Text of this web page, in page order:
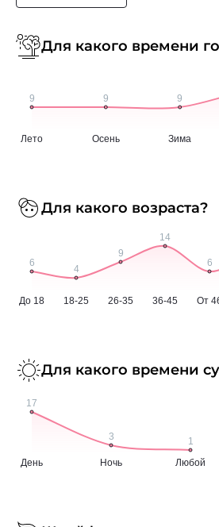
Для какого времени
Для какого возраста?
Для какого времени